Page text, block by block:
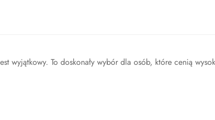
wyjątkowy. To doskonały wybór dla osób, które cenią